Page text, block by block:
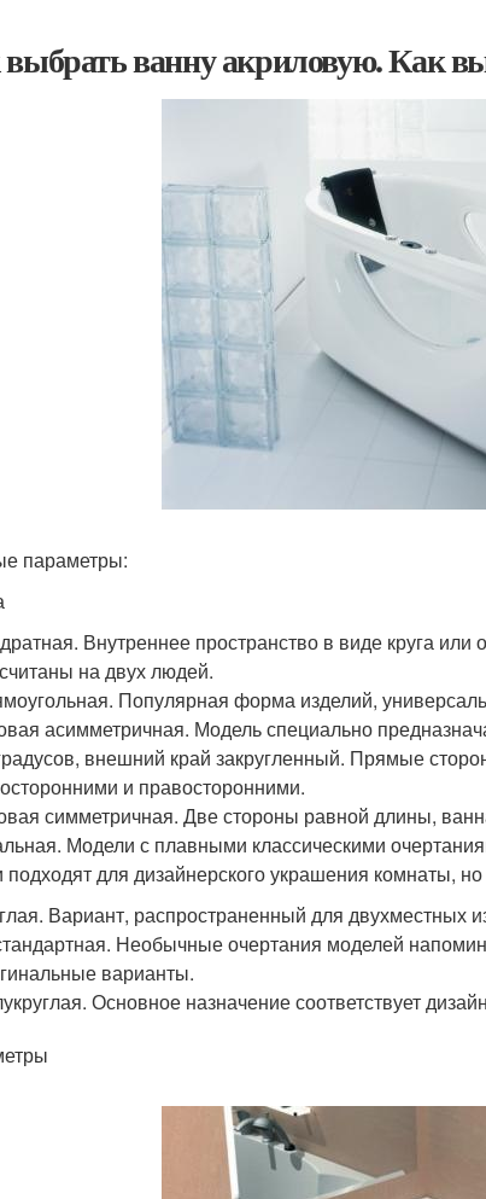
ванну акриловую. Как
параметры:
Внутреннее пространство в виде круга
на двух людей.
Популярная форма изделий,
асимметричная. Модель специально
внешний край закругленный. Прямые
и правосторонними.
симметричная. Две стороны равной длины,
Модели с плавными классическими
для дизайнерского украшения комнаты,
Вариант, распространенный для двухместных
Необычные очертания моделей
варианты.
Основное назначение соответствует